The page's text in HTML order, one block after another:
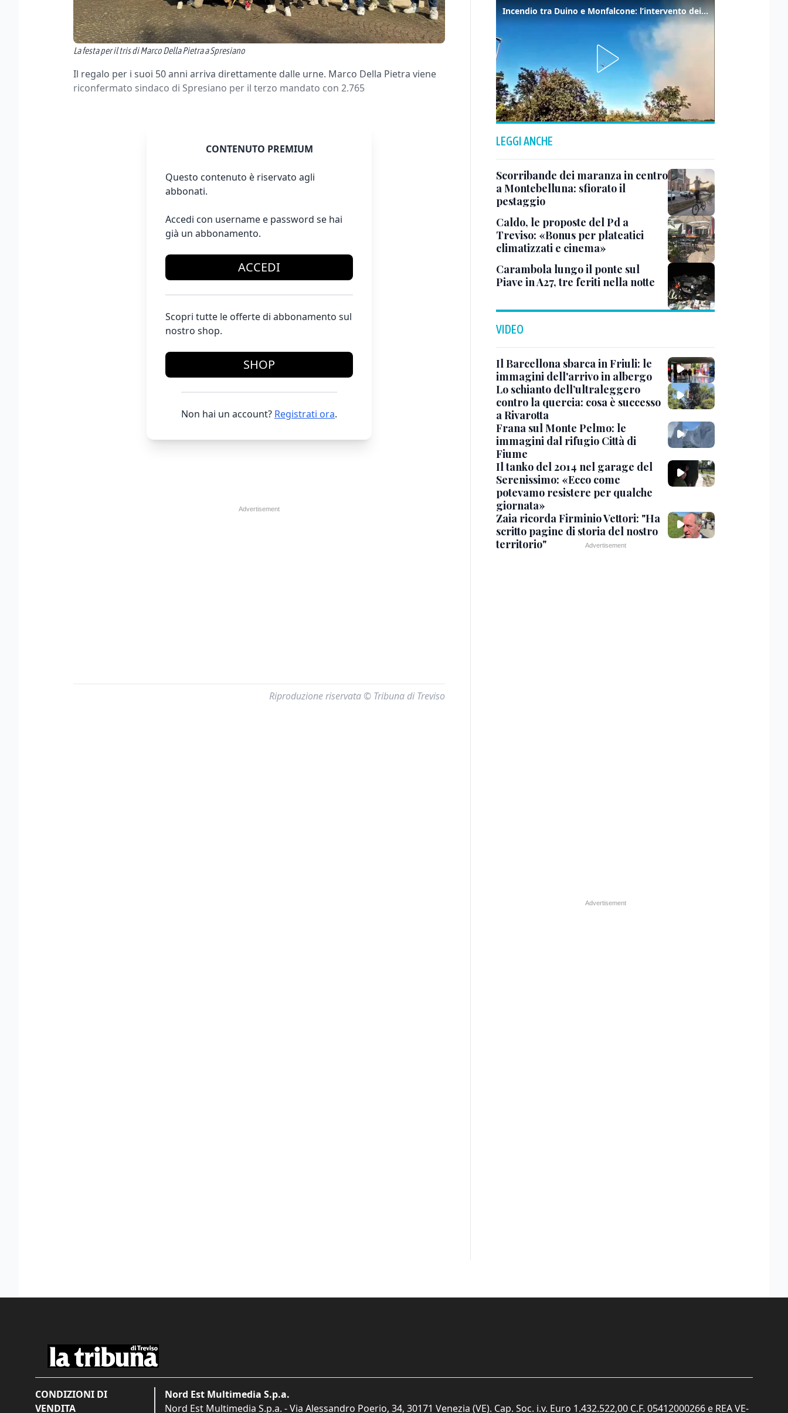
La festa per il tris di Marco Della Pietra a Spresiano
Il regalo per i suoi 50 anni arriva direttamente dalle urne. Marco Della Pietra viene
riconfermato sindaco di Spresiano per il terzo mandato con 2.765
CONTENUTO PREMIUM
Questo contenuto è riservato agli
abbonati.
Accedi con username e password se hai
già un abbonamento.
ACCEDI
Scopri tutte le offerte di abbonamento sul
nostro shop.
SHOP
Non hai un account? Registrati ora.
Riproduzione riservata © Tribuna di Treviso
Incendio tra Duino e Monfalcone: l’intervento dei vigili del fuoco
LEGGI ANCHE
Scorribande dei maranza in centro
a Montebelluna: sfiorato il
pestaggio
Caldo, le proposte del Pd a
Treviso: «Bonus per plateatici
climatizzati e cinema»
Carambola lungo il ponte sul
Piave in A27, tre feriti nella notte
VIDEO
Il Barcellona sbarca in Friuli: le
immagini dell'arrivo in albergo
Lo schianto dell’ultraleggero
contro la quercia: cosa è successo
a Rivarotta
Frana sul Monte Pelmo: le
immagini dal rifugio Città di
Fiume
Il tanko del 2014 nel garage del
Serenissimo: «Ecco come
potevamo resistere per qualche
giornata»
Zaia ricorda Firminio Vettori: "Ha
scritto pagine di storia del nostro
territorio"
CONDIZIONI DI
VENDITA
Nord Est Multimedia S.p.a.
Nord Est Multimedia S.p.a. - Via Alessandro Poerio, 34, 30171 Venezia (VE). Cap. Soc. i.v. Euro 1.432.522,00 C.F. 05412000266 e REA VE-